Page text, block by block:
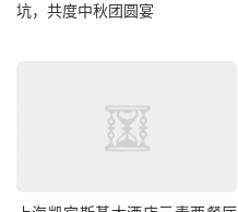
坑，共度中秋团圆宴